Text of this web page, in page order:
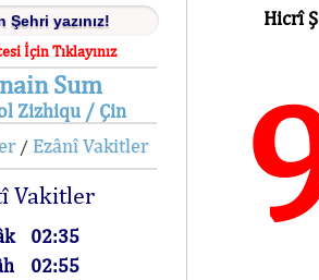
İçin Tıklayınız
Sum
Zizhiqu / Çin
/ Ezânî Vakitler
Vakitler
02:35
02:55
Hicrî